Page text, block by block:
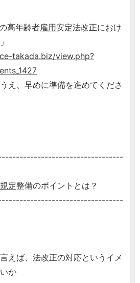
高年齢者雇用安定法改正におけ
takada.biz/view.php?
え、早めに準備を進めてくださ
定整備のポイントとは？
えば、法改正の対応というイメ
か